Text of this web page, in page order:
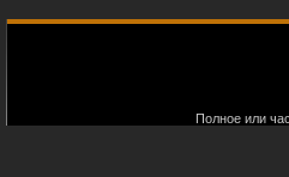
Полное или